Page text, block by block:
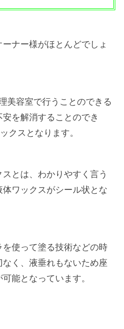
ナー様がほとんどでしょ
美容室で行うことのできる
を解消することのでき
クスとなります。
とは、わかりやすく言う
ワックスがシール状とな
使って塗る技術などの時
く、液垂れもないため座
能となっています。